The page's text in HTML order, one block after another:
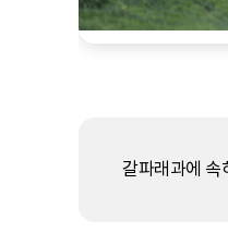
갈파래과에 속